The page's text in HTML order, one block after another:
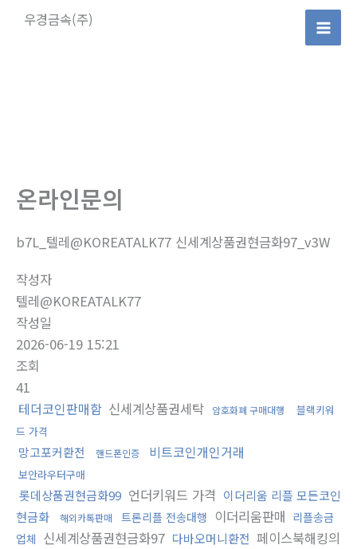
우경금속(주)
Main
온라인문의
b7L_텔레@KOREATALK77 신세계상품권현금화97_v3W
작성자
텔레@KOREATALK77
작성일
2026-06-19 15:21
조회
41
테더코인판매함 신세계상품권세탁 암호화폐 구매대행
블랙키워
드 가격
망고포커환전 핸드폰인증 비트코인개인거래
보안라우터구매
롯데상품권현금화99 언더키워드 가격 이더리움 리플 모든코인
현금화
해외카톡판매 트론리플 전송대행 이더리움판매 리플송금
업체 신세계상품권현금화97 다바오머니환전 페이스북해킹의